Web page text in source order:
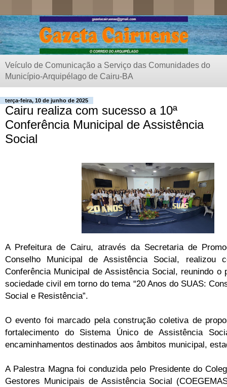
Veículo de Comunicação a Serviço das Comunidades do
Município-Arquipélago de Cairu-BA
terça-feira, 10 de junho de 2025
Cairu realiza com sucesso a 10ª
Conferência Municipal de Assistência
Social
A Prefeitura de Cairu, através da Secretaria de
Conselho Municipal de Assistência Social, realizou
Conferência Municipal de Assistência Social, reunindo o
sociedade civil em torno do tema “20 Anos do SUAS:
Social e Resistência”.
O evento foi marcado pela construção coletiva de
fortalecimento do Sistema Único de Assistência
encaminhamentos destinados aos âmbitos municipal,
A Palestra Magna foi conduzida pelo Presidente do
Gestores Municipais de Assistência Social